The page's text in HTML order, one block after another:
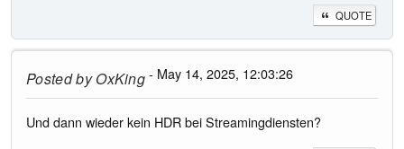
QUOTE
Posted byOxKing- May 14, 2025, 12:03:26
Und dann wieder kein HDR bei Streamingdiensten?